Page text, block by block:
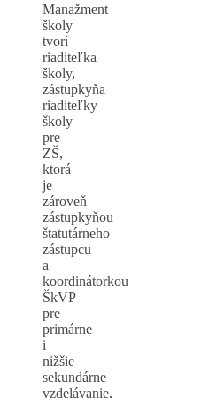
Manažment
školy
tvorí
riaditeľka
školy,
zástupkyňa
riaditeľky
školy
pre
ZŠ,
ktorá
je
zároveň
zástupkyňou
štatutárneho
zástupcu
a
koordinátorkou
ŠkVP
pre
primárne
i
nižšie
sekundárne
vzdelávanie,